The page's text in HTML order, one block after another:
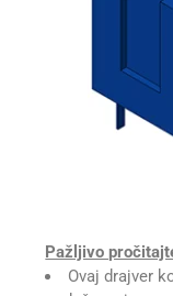
Pažljivo
Ovaj drajver